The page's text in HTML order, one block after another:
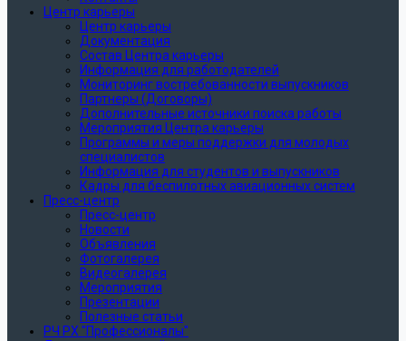
Центр карьеры
Центр карьеры
Документация
Состав Центра карьеры
Информация для работодателей
Мониторинг востребованности выпускников
Партнеры (Договоры)
Дополнительные источники поиска работы
Мероприятия Центра карьеры
Программы и меры поддержки для молодых
специалистов
Информация для студентов и выпускников
Кадры для беспилотных авиационных систем
Пресс-центр
Пресс-центр
Новости
Объявления
Фотогалерея
Видеогалерея
Мероприятия
Презентации
Полезные статьи
РЧ РХ "Профессионалы"